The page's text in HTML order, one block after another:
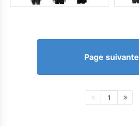
Page suivante
1